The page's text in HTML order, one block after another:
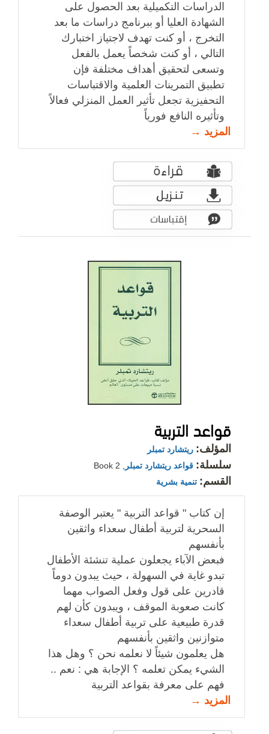
الدراسات التكميلية بعد الحصول على
الشهادة العليا أو ببرنامج دراسات ما بعد
التخرج ، أو كنت تهدف لاجتياز اختبارك
التالي ، أو كنت شخصاً يعمل بالفعل
وتسعى لتحقيق أهداف مختلفة فإن
تطبيق التمرينات العلمية والاقتباسات
التحفيزية تجعل تأثير العمل المنزلي فعالاً
وتأثيره النافع فورياً
المزيد →
قواعد التربية
المؤلف: ريتشارد تمبلر
سلسلة: قواعد ريتشارد تمبلر , Book 2
القسم: تنمية بشرية
إن كتاب " قواعد التربية " يعتبر الوصفة
السحرية لتربية أطفال سعداء واثقين
بأنفسهم
فبعض الآباء يجعلون عملية تنشئة الأطفال
تبدو غاية في السهولة ، حيث يبدون دوماً
قادرين على قول وفعل الصواب مهما
كانت صعوبة الموقف ، ويبدون كأن لهم
قدرة طبيعية على تربية أطفال سعداء
متوازنين واثقين بأنفسهم
هل يعلمون شيئاً لا نعلمه نحن ؟ وهل هذا
الشيء يمكن تعلمه ؟ الإجابة هي : نعم ..
فهم على معرفة بقواعد التربية
المزيد →